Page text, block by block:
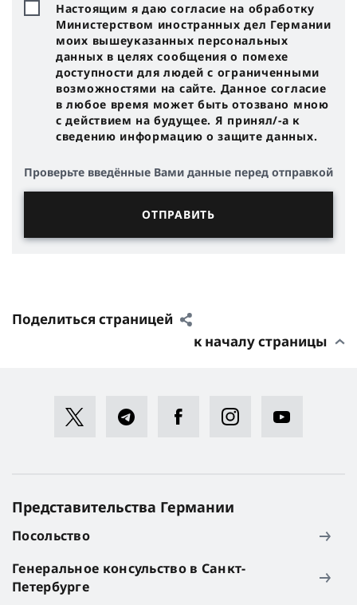
Настоящим я даю согласие на обработку
Министерством иностранных дел Германии
моих вышеуказанных персональных
данных в целях сообщения о помехе
доступности для людей с ограниченными
возможностями на сайте. Данное согласие
в любое время может быть отозвано мною
с действием на будущее. Я принял/-a к
сведению информацию о защите данных.
Проверьте введённые Вами данные перед отправкой
Поделиться страницей
к началу страницы
Представительства Германии
Посольство
Генеральное консульство в Санкт-
Петербурге